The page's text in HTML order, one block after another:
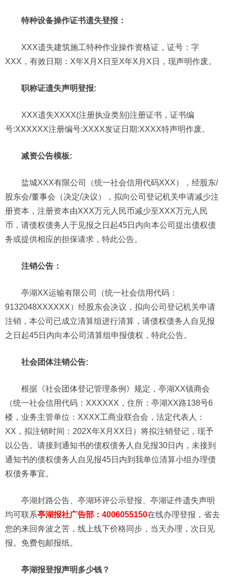
特种设备操作证书遗失登报：
XXX遗失建筑施工特种作业操作资格证，证号：字
XXX，有效日期：X年X月X日至X年X月X日，现声明作废。
职称证遗失声明登报:
XXX遗失XXXX(注册执业类别)注册证书，证书编
号:XXXXXX注册编号:XXXX发证日期:XXXX特声明作废。
减资公告模板:
盐城XXX有限公司（统一社会信用代码XXX），经股东/
股东会/董事会（决定/决议），拟向公司登记机关申请减少注
册资本，注册资本由XXX万元人民币减少至XXX万元人民
币，请债权债务人于见报之日起45日内向本公司提出债权债
务或提供相应的担保请求，特此公告。
注销公告：
亭湖XX运输有限公司（统一社会信用代码：
9132048XXXXXX）经股东会决议，拟向公司登记机关申请
注销，本公司已成立清算组进行清算，请债权债务人自见报
之日起45日内向本公司清算组申报债权，特此公告。
社会团体注销公告:
根据《社会团体登记管理条例》规定，亭湖XX镇商会
（统一社会信用代码：XXXXXX，住所：亭湖XX路138号6
楼，业务主管单位：XXXX工商业联合会，法定代表人：
XX，拟注销时间：202X年X月XX日）将拟注销登记，现予
以公告。请接到通知书的债权债务人自见报30日内，未接到
通知书的债权债务人自见报45日内到我单位清算小组办理债
权债务事宜。
亭湖封路公告、亭湖环评公示登报、亭湖证件遗失声明
均可联系亭湖报社广告部：4006055150在线办理登报，省去
您的来回奔波之苦，线上线下价格同步，当天办理，次日见
报。免费包邮报纸。
亭湖报登报声明多少钱？